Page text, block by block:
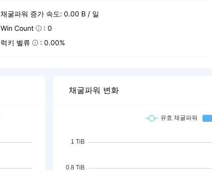
채굴파워 증가 속도: 0.00 B / 일
Win Count : 0
럭키 벨류 : 0.00%
채굴파워 변화